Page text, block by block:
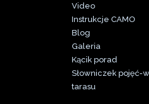
Video
Instrukcje CAMO
Blog
Galeria
Kącik porad
Słowniczek pojęć-
tarasu